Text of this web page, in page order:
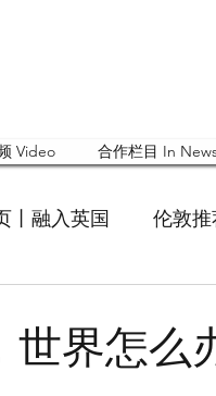
Video 合作栏目 In
丨融入英国 伦敦
世界怎么